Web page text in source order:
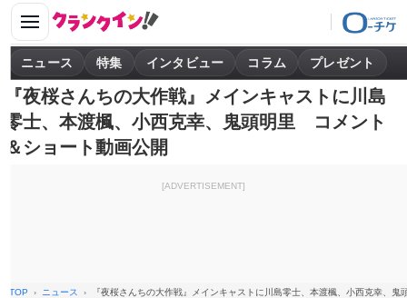
ニュース 特集 インタビュー コラム プレゼント
『夜桜さんちの大作戦』メインキャストに川島
零士、本渡楓、小西克幸、鬼頭明里 コメント
＆ショート動画公開
[ADVERTISEMENT]
TOP ニュース 『夜桜さんちの大作戦』メインキャストに川島零士、本渡楓、小西克幸、